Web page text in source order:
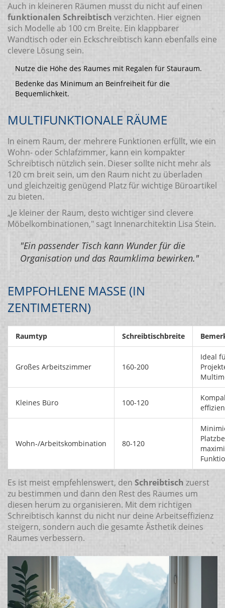
Auch in kleineren Räumen musst du nicht auf einen
funktionalen Schreibtisch verzichten. Hier eignen
sich Modelle ab 100 cm Breite. Ein klappbarer
Wandtisch oder ein Eckschreibtisch kann ebenfalls eine
clevere Lösung sein.
Nutze die Höhe des Raumes mit Regalen für Stauraum.
Bedenke das Minimum an Beinfreiheit für die
Bequemlichkeit.
MULTIFUNKTIONALE RÄUME
In einem Raum, der mehrere Funktionen erfüllt, wie ein
Wohn- oder Schlafzimmer, kann ein kompakter
Schreibtisch nützlich sein. Dieser sollte nicht mehr als
120 cm breit sein, um den Raum nicht zu überladen
und gleichzeitig genügend Platz für wichtige Büroartikel
zu bieten.
„Je kleiner der Raum, desto wichtiger sind clevere
Möbelkombinationen," sagt Innenarchitektin Lisa Stein.
"Ein passender Tisch kann Wunder für die
Organisation und das Raumklima bewirken."
EMPFOHLENE MASSE (IN Z
ENTIMETERN)
Raumtyp Schreibtischbreite
Großes Arbeitszimmer 160-200
Ideal
Kleines Büro 100-120
Wohn-/Arbeitskombination 80-120
Es ist meist empfehlenswert, den Schreibtisch zuerst
zu bestimmen und dann den Rest des Raumes um
diesen herum zu organisieren. Mit dem richtigen
Schreibtisch kannst du nicht nur deine Arbeitseffizienz
steigern, sondern auch die gesamte Ästhetik deines
Raumes verbessern.